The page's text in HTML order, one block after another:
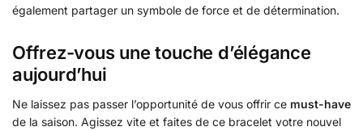
également partager un symbole de force et de détermination.
Offrez-vous une touche d’élégance
aujourd’hui
Ne laissez pas passer l’opportunité de vous offrir ce must-have
de la saison. Agissez vite et faites de ce bracelet votre nouvel